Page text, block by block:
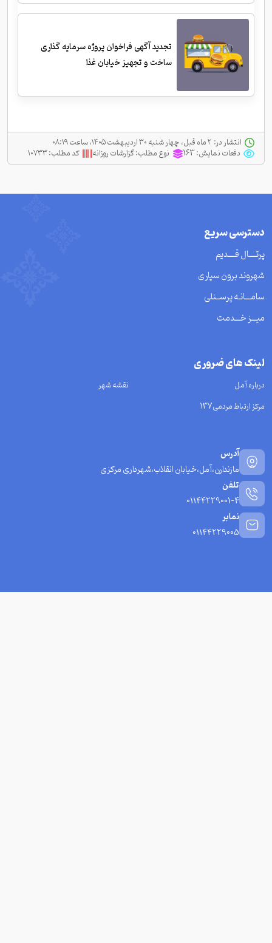
تجدید آگهی فراخوان پروژه سرمایه گذاری
ساخت و تجهیز خیابان غذا
انتشار در:
دفعات نمایش:163 نوع مطلب:گزارشات روزانه کد مطلب:۱۰۷۳۳
دسترسی سریع
پرتــــال قــــدیم
شهروند برون سپاری
سامـــانـه پرســنلی
میـــز خـــدمت
لینک های ضروری
درباره آمل
نقشه شهر
مرکز ارتباط مردمی137
آدرس
مازندارن،آمل،خیابان انقلاب،شهرداری مرکزی
تلفن
01144229001-4
نمابر
01144229005